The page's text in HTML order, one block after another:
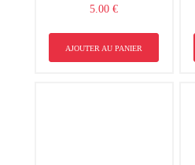
5.00 €
AJOUTER AU PANIER